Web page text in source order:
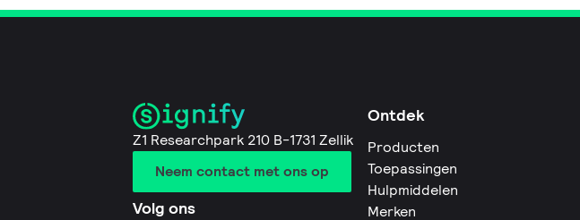
Z1 Researchpark 210 B-1731 Zellik
Neem contact met ons op
Volg ons
Ontdek
Producten
Toepassingen
Hulpmiddelen
Merken